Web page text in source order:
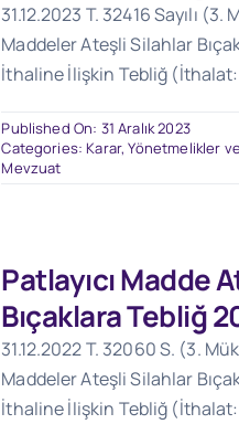
31.12.2023 T. 32416 Sayılı (3.
Maddeler Ateşli Silahlar
İthaline İlişkin Tebliğ
Published On: 31 Aralık 2023
Categories: Karar, Yönetmelikler
Mevzuat
Patlayıcı Madde
Bıçaklara Tebliğ
31.12.2022 T. 32060 S. (3.
Maddeler Ateşli Silahlar
İthaline İlişkin Tebliğ